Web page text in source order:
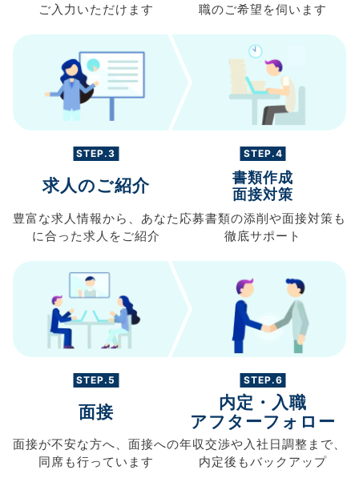
ご入力 いただけます
職のご希望を伺います
STEP.3
求人のご紹介
豊富な求人情報から、 あなた
に合った求人を ご紹介
STEP.4
書類作成
面接対策
応募書類の添削や面接対策も
徹底サポート
STEP.5
面接
面接が不安な方へ、 面接への
同席も行っています
STEP.6
内定・入職
アフターフォロー
年収交渉や入社日調整まで、
内定後もバックアップ